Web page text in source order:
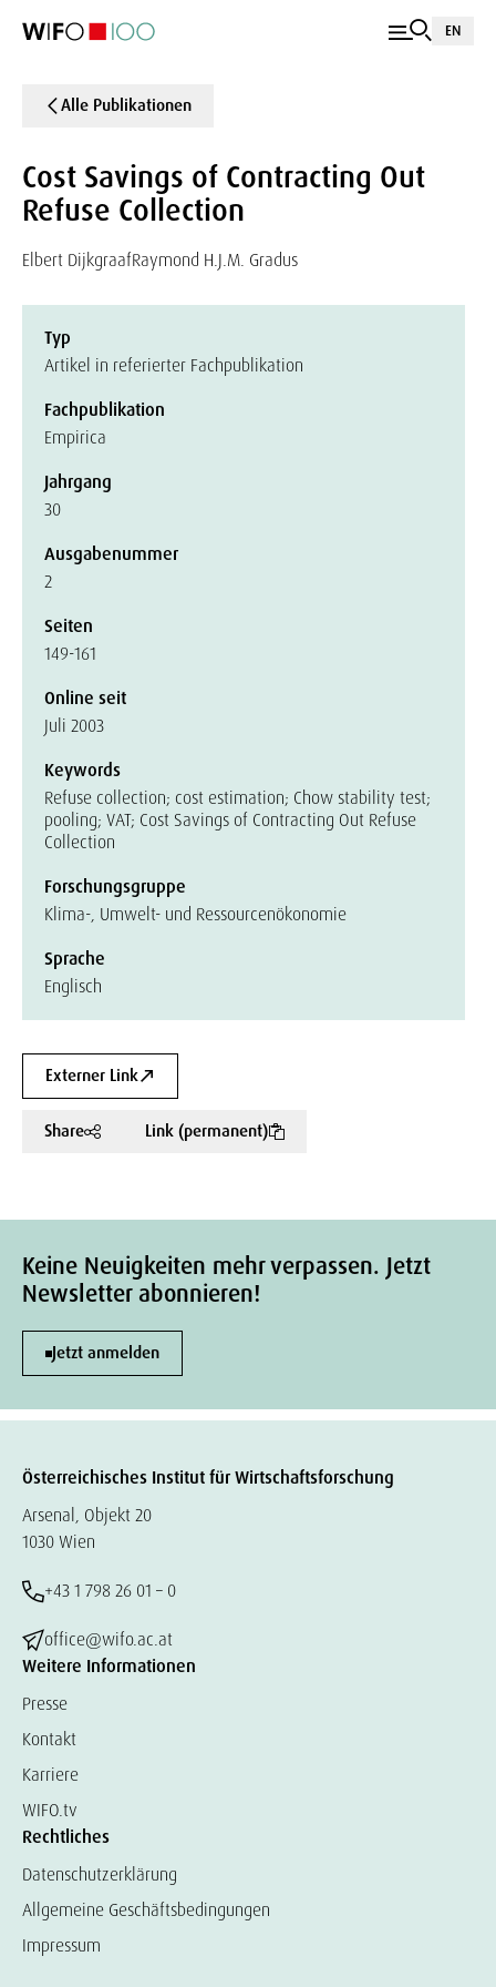
EN
Alle Publikationen
Cost Savings of Contracting Out
Refuse Collection
Elbert DijkgraafRaymond H.J.M. Gradus
Typ
Artikel in referierter Fachpublikation
Fachpublikation
Empirica
Jahrgang
30
Ausgabenummer
2
Seiten
149-161
Online seit
Juli 2003
Keywords
Refuse collection; cost estimation; Chow stability test;
pooling; VAT; Cost Savings of Contracting Out Refuse
Collection
Forschungsgruppe
Klima-, Umwelt- und Ressourcenökonomie
Sprache
Englisch
Externer Link
Share Link (permanent)
Keine Neuigkeiten mehr verpassen. Jetzt
Newsletter abonnieren!
Jetzt anmelden
Österreichisches Institut für Wirtschaftsforschung
Arsenal, Objekt 20
1030 Wien
+43 1 798 26 01 – 0
office@wifo.ac.at
Weitere Informationen
Presse
Kontakt
Karriere
WIFO.tv
Rechtliches
Datenschutzerklärung
Allgemeine Geschäftsbedingungen
Impressum